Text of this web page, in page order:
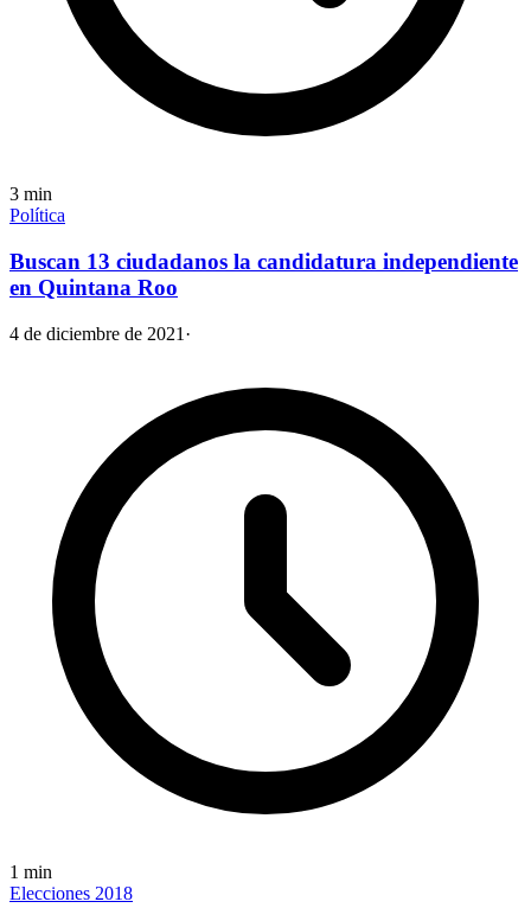
3 min
Política
Buscan 13 ciudadanos la candidatura independiente
en Quintana Roo
4 de diciembre de 2021 ·
1 min
Elecciones 2018